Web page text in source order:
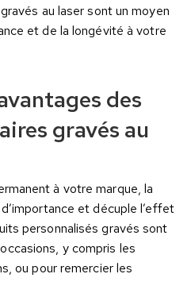
au laser sont un moyen
et de la longévité à votre
des
gravés au
à votre marque, la
et décuple l’effet
personnalisés gravés sont
y compris les
ou pour remercier les